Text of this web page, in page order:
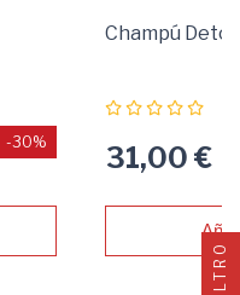
-30%
Champú
31,00 €
FILTRO